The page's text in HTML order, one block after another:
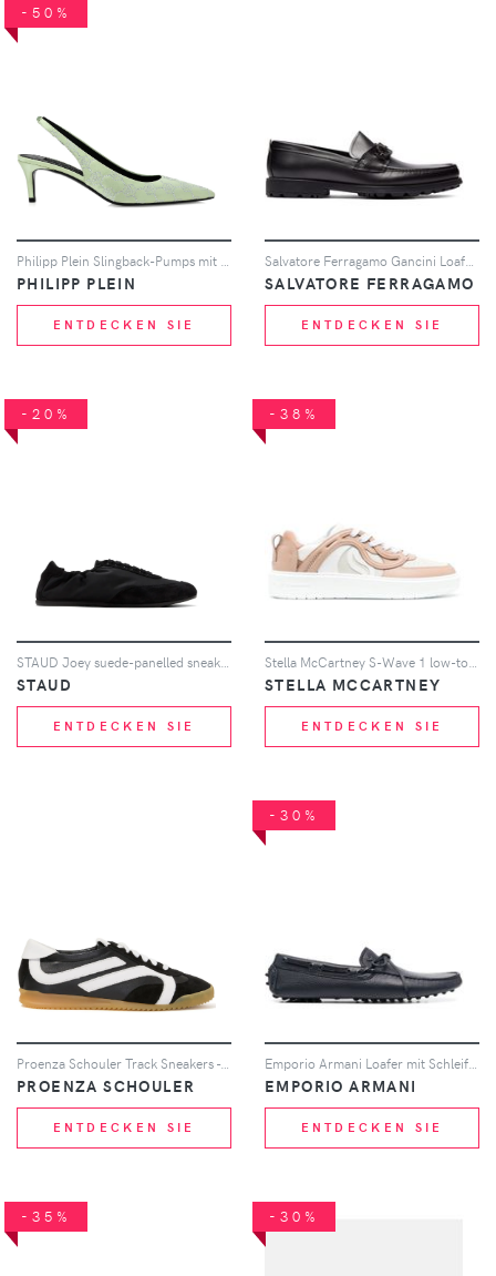
-50%
PHILIPP PLEIN
ENTDECKEN SIE
SALVATORE FERRAGAMO
ENTDECKEN SIE
-20%
STAUD
ENTDECKEN SIE
-38%
STELLA MCCARTNEY
ENTDECKEN SIE
PROENZA SCHOULER
ENTDECKEN SIE
-30%
EMPORIO ARMANI
ENTDECKEN SIE
-35% -30%